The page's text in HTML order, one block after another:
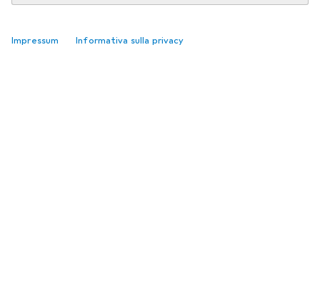
Impressum Informativa sulla privacy
Accessori per microfoni più venduti